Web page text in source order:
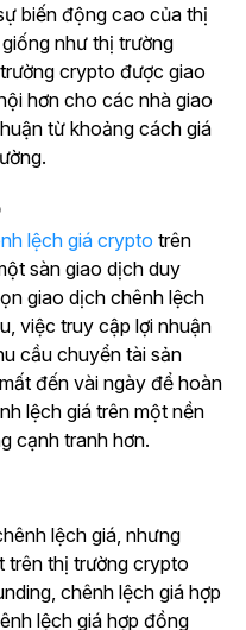
biến động cao của thị
như thị trường
crypto được giao
hơn cho các nhà giao
từ khoảng cách giá
lệch giá crypto trên
sàn giao dịch duy
giao dịch chênh lệch
việc truy cập lợi nhuận
cầu chuyển tài sản
đến vài ngày để hoàn
lệch giá trên một nền
cạnh tranh hơn.
lệch giá, nhưng
trên thị trường crypto
chênh lệch giá hợp
lệch giá hợp đồng